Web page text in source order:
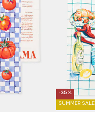
-35%
SUMMER SALE